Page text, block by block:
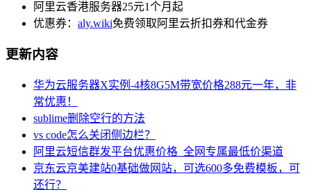
阿里云香港服务器25元1个月起
优惠券： aly.wiki免费领取阿里云折扣券和代金券
更新内容
华为云服务器X实例-4核8G5M带宽价格288元一年，非
常优惠！
sublime删除空行的方法
vs code怎么关闭侧边栏？
阿里云短信群发平台优惠价格_全网专属最低价渠道
京东云京美建站0基础做网站，可选600多免费模板，可
还行？